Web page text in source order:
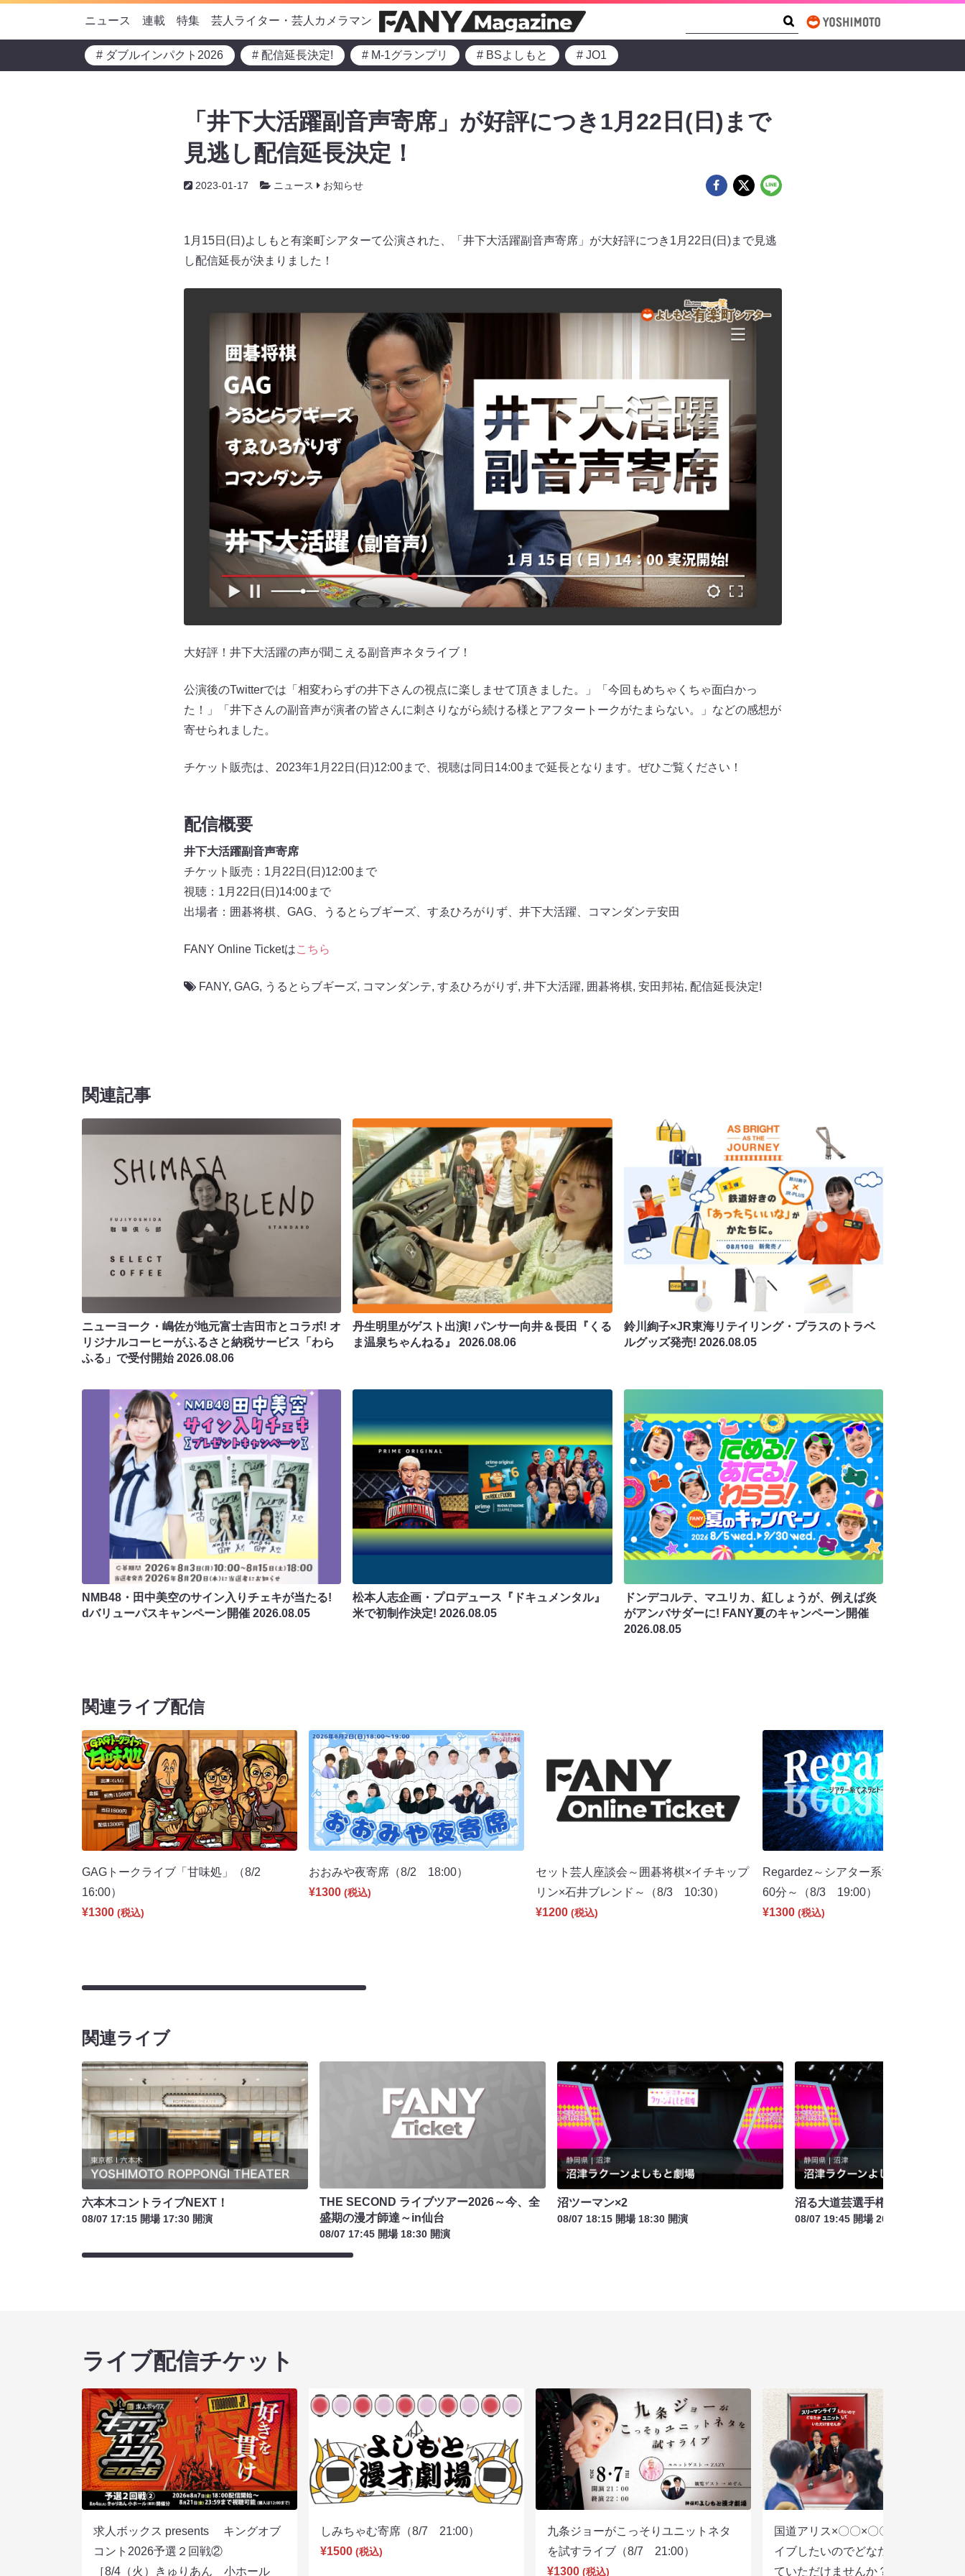
ニュース 連載 特集 芸人ライター・芸人カメラマン
# ダブルインパクト2026 # 配信延長決定! # M-1グランプリ # BSよしもと # JO1
「井下大活躍副音声寄席」が好評につき1月22日(日)まで
見逃し配信延長決定！
2023-01-17 ニュース お知らせ
1月15日(日)よしもと有楽町シアターて公演された、「井下大活躍副音声寄席」が大好評につき1月22日(日)まで見逃
し配信延長が決まりました！
大好評！井下大活躍の声が聞こえる副音声ネタライブ！
公演後のTwitterでは「相変わらずの井下さんの視点に楽しませて頂きました。」「今回もめちゃくちゃ面白かっ
た！」「井下さんの副音声が演者の皆さんに刺さりながら続ける様とアフタートークがたまらない。」などの感想が
寄せられました。
チケット販売は、2023年1月22日(日)12:00まで、視聴は同日14:00まで延長となります。ぜひご覧ください！
配信概要
井下大活躍副音声寄席
チケット販売：1月22日(日)12:00まで
視聴：1月22日(日)14:00まで
出場者：囲碁将棋、GAG、うるとらブギーズ、すゑひろがりず、井下大活躍、コマンダンテ安田
FANY Online Ticketはこちら
FANY, GAG, うるとらブギーズ, コマンダンテ, すゑひろがりず, 井下大活躍, 囲碁将棋, 安田邦祐, 配信延長決定!
関連記事
ニューヨーク・嶋佐が地元富士吉田市とコラボ! オ
リジナルコーヒーがふるさと納税サービス「わら
ふる」で受付開始2026.08.06
丹生明里がゲスト出演! パンサー向井＆長田『くる
ま温泉ちゃんねる』2026.08.06
鈴川絢子×JR東海リテイリング・プラスのトラベ
ルグッズ発売! 2026.08.05
NMB48・田中美空のサイン入りチェキが当たる!
dバリューパスキャンペーン開催 2026.08.05
松本人志企画・プロデュース『ドキュメンタル』
米で初制作決定!2026.08.05
ドンデコルテ、マユリカ、紅しょうが、例えば炎
がアンバサダーに! FANY夏のキャンペーン開催
2026.08.05
関連ライブ配信
GAGトークライブ「甘味処」（8/2
16:00）
¥1300 (税込)
おおみや夜寄席（8/2 18:00）
¥1300 (税込)
セット芸人座談会～囲碁将棋×イチキップ
リン×石井ブレンド～（8/3 10:30）
¥1200 (税込)
Regardez～シアター系でネタとトーク
60分～（8/3 19:00）
¥1300 (税込)
関連ライブ
六本木コントライブNEXT！
08/07 17:15 開場 17:30 開演
THE SECOND ライブツアー2026～今、全
盛期の漫才師達～in仙台
08/07 17:45 開場 18:30 開演
沼ツーマン×2
08/07 18:15 開場 18:30 開演
沼る大道芸選手権
08/07 19:45 開場 20:00 開演
ライブ配信チケット
求人ボックス presents キングオブ
コント2026予選２回戦②
［8/4（火）きゅりあん 小ホール
しみちゃむ寄席（8/7 21:00）
¥1500 (税込)
九条ジョーがこっそりユニットネタ
を試すライブ（8/7 21:00）
¥1300 (税込)
国道アリス×〇〇×〇〇スリーマンラ
イブしたいのでどなたかユニットし
ていただけませんか？（8/7